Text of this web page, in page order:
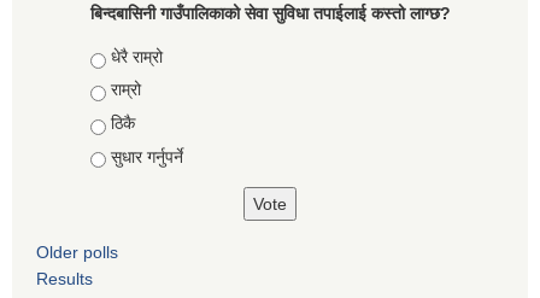
बिन्दबासिनी गाउँपालिकाको सेवा सुविधा तपाईलाई कस्तो लाग्छ?
Choices
धेरै राम्रो
राम्रो
ठिकै
सुधार गर्नुपर्ने
Older polls
Results